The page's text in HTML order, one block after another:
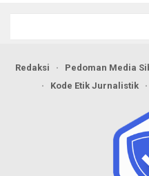
Redaksi Pedoman Media
Kode Etik Jurnalistik